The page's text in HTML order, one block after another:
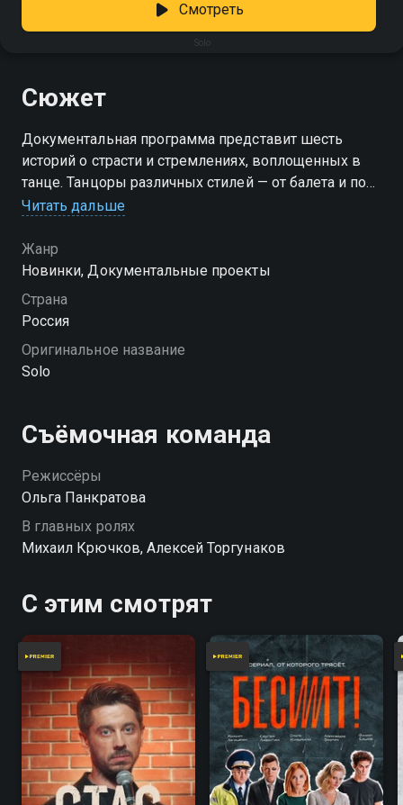
Смотреть
Сюжет
Документальная программа представит шесть
историй о страсти и стремлениях, воплощенных в
танце. Танцоры различных стилей — от балета и пол-
дэнса до контемпорари, крампа, хип-хопа и вога —
о том, как они идут к своей цели, покоряя сцену.
«Solo» — смотрите онлайн в хорошем качестве.
Читать дальше
Жанр
Новинки, Документальные проекты
Страна
Россия
Оригинальное название
Solo
Съёмочная команда
Режиссёры
Ольга Панкратова
В главных ролях
Михаил Крючков, Алексей Торгунаков
С этим смотрят